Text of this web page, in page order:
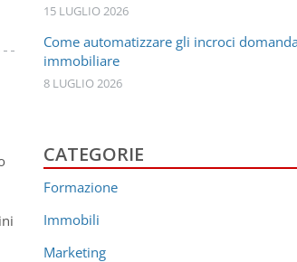
15 LUGLIO 2026
Come automatizzare gli incroci
immobiliare
8 LUGLIO 2026
CATEGORIE
Formazione
Immobili
Marketing